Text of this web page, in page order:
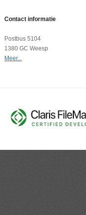
Contact informatie
Postbus 5104
1380 GC Weesp
Meer...